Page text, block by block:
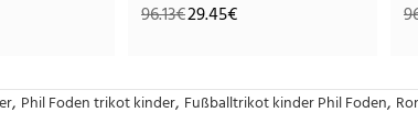
96.13€29.45€
, Phil Foden trikot kinder, Fußballtrikot kinder Phil Foden,